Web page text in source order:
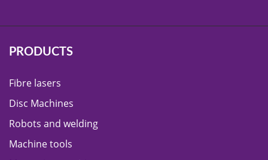
PRODUCTS
Fibre lasers
Disc Machines
Robots and welding
Machine tools